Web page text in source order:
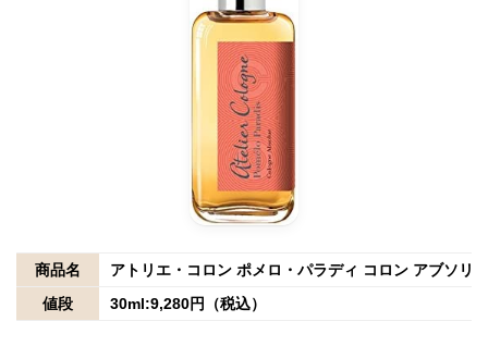
商品名
アトリエ・コロン ポメロ・パラディ コロン アブソリュ
値段
30ml:9,280円（税込）